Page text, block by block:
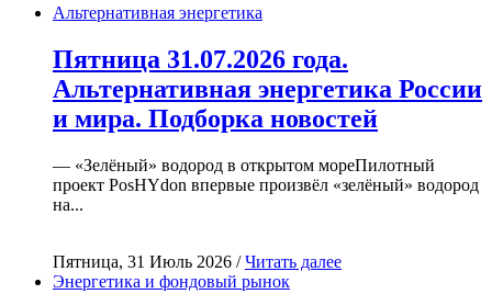
Альтернативная энергетика
Пятница 31.07.2026 года.
Альтернативная энергетика России
и мира. Подборка новостей
— «Зелёный» водород в открытом мореПилотный
проект PosHYdon впервые произвёл «зелёный» водород
на...
Пятница, 31 Июль 2026 /Читать далее
Энергетика и фондовый рынок